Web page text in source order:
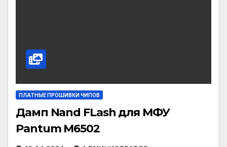
ПЛАТНЫЕ ПРОШИВКИ ЧИПОВ
Дамп Nand FLash для МФУ
Pantum M6502